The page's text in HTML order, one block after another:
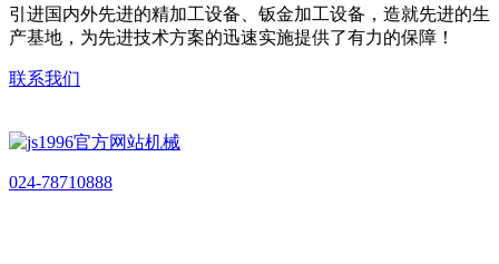
引进国内外先进的精加工设备、钣金加工设备，造就先进的生
产基地，为先进技术方案的迅速实施提供了有力的保障！
联系我们
024-78710888